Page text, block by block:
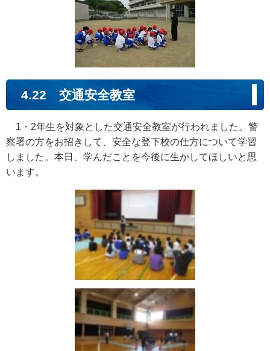
4.22 交通安全教室
1・2年生を対象とした交通安全教室が行われました。警
察署の方をお招きして、安全な登下校の仕方について学習
しました。本日、学んだことを今後に生かしてほしいと思
います。